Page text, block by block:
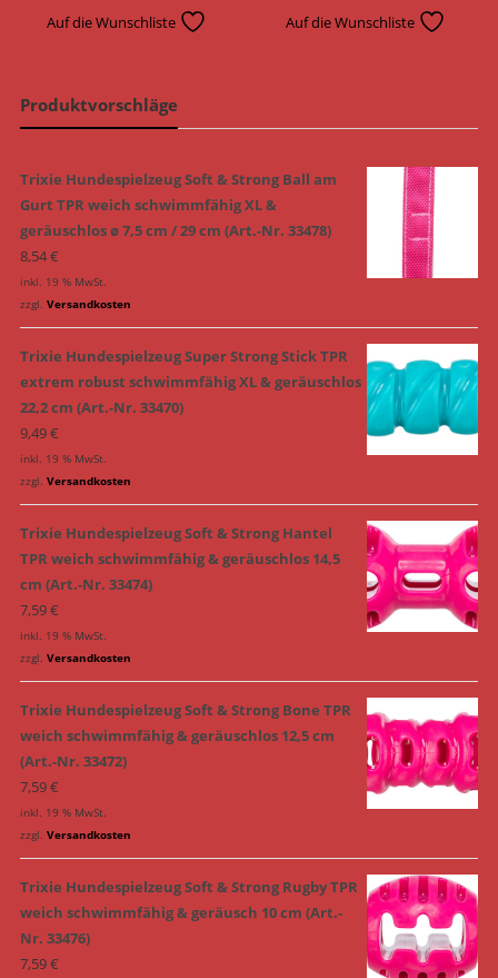
Auf die Wunschliste Auf die Wunschliste
Produktvorschläge
Trixie Hundespielzeug Soft & Strong Ball am
Gurt TPR weich schwimmfähig XL &
geräuschlos ø 7,5 cm / 29 cm (Art.-Nr. 33478)
8,54€
inkl. 19 % MwSt.
zzgl. Versandkosten
Trixie Hundespielzeug Super Strong Stick TPR
extrem robust schwimmfähig XL & geräuschlos
22,2 cm (Art.-Nr. 33470)
9,49€
inkl. 19 % MwSt.
zzgl. Versandkosten
Trixie Hundespielzeug Soft & Strong Hantel
TPR weich schwimmfähig & geräuschlos 14,5
cm (Art.-Nr. 33474)
7,59€
inkl. 19 % MwSt.
zzgl. Versandkosten
Trixie Hundespielzeug Soft & Strong Bone TPR
weich schwimmfähig & geräuschlos 12,5 cm
(Art.-Nr. 33472)
7,59€
inkl. 19 % MwSt.
zzgl. Versandkosten
Trixie Hundespielzeug Soft & Strong Rugby TPR
weich schwimmfähig & geräusch 10 cm (Art.-
Nr. 33476)
7,59€